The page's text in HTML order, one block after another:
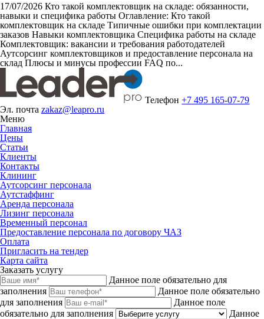
17/07/2026 Кто такой комплектовщик на складе: обязанности,
навыки и специфика работы Оглавление: Кто такой
комплектовщик на складе Типичные ошибки при комплектации
заказов Навыки комплектовщика Специфика работы на складе
Комплектовщик: вакансии и требования работодателей
Аутсорсинг комплектовщиков и предоставление персонала на
склад Плюсы и минусы профессии FAQ по...
Телефон+7 495 165-07-79
Эл. почта zakaz@leapro.ru
Меню
Главная
Цены
Статьи
Клиенты
Контакты
Клининг
Аутсорсинг персонала
Аутстаффинг
Аренда персонала
Лизинг персонала
Временный персонал
Предоставление персонала по договору ЧАЗ
Оплата
Пригласить на тендер
Карта сайта
Заказать услугу
Данное поле обязательно для
заполнения
Данное поле обязательно
для заполнения
Данное поле
обязательно для заполнения
Данное